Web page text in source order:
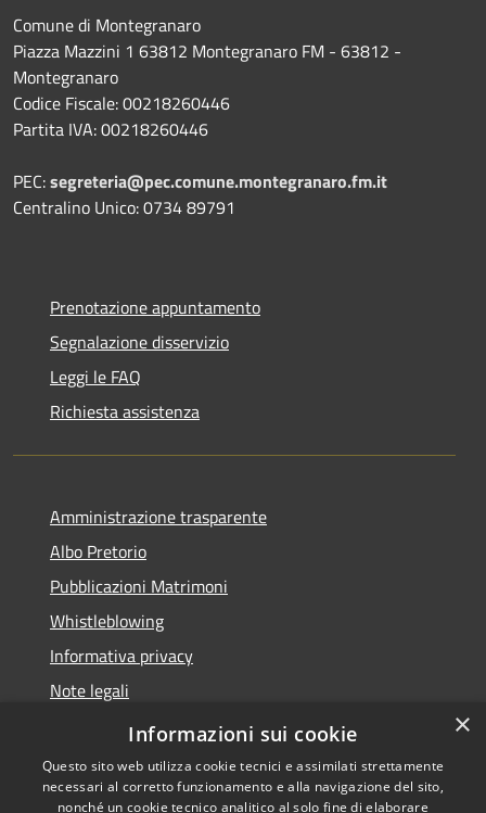
Comune di Montegranaro
Piazza Mazzini 1 63812 Montegranaro FM - 63812 -
Montegranaro
Codice Fiscale: 00218260446
Partita IVA: 00218260446
PEC:segreteria@pec.comune.montegranaro.fm.it
Centralino Unico: 0734 89791
Prenotazione appuntamento
Segnalazione disservizio
Leggi le FAQ
Richiesta assistenza
Amministrazione trasparente
Albo Pretorio
Pubblicazioni Matrimoni
Whistleblowing
Informativa privacy
Note legali
Dichiarazione di accessibilità
×
Informazioni sui cookie
Questo sito web utilizza cookie tecnici e assimilati strettamente
necessari al corretto funzionamento e alla navigazione del sito,
nonché un cookie tecnico analitico al solo fine di elaborare